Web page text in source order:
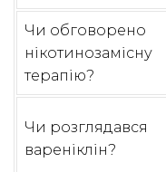
Чи обговорено
нікотинозамісну
терапію?
Чи розглядався
вареніклін?